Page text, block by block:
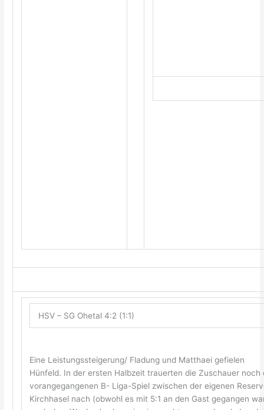
HSV – SG Ohetal 4:2 (1:1)
Eine Leistungssteigerung/ Fladung und Matthaei gefielen
Hünfeld. In der ersten Halbzeit trauerten die Zuschauer noch
vorangegangenen B- Liga-Spiel zwischen der eigenen
Kirchhasel nach (obwohl es mit 5:1 an den Gast gegangen